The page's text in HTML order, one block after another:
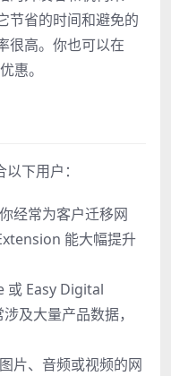
节省的时间和避免的
很高。你也可以在
惠。
下用户：
经常为客户迁移网
能大幅提升
或 Easy Digital
及大量产品数据，
片、音频或视频的网